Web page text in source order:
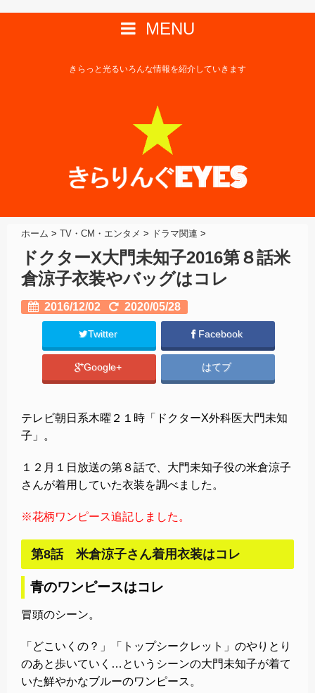
MENU
きらっと光るいろんな情報を紹介していきます
ホーム > TV・CM・エンタメ > ドラマ関連 >
ドクターX大門未知子2016第８話米
倉涼子衣装やバッグはコレ
2016/12/02 2020/05/28
Twitter Facebook
Google+ はてブ
テレビ朝日系木曜２１時「ドクターX外科医大門未知
子」。
１２月１日放送の第８話で、大門未知子役の米倉涼子
さんが着用していた衣装を調べました。
※花柄ワンピース追記しました。
第8話 米倉涼子さん着用衣装はコレ
青のワンピースはコレ
冒頭のシーン。
「どこいくの？」「トップシークレット」のやりとり
のあと歩いていく…というシーンの大門未知子が着て
いた鮮やかなブルーのワンピース。